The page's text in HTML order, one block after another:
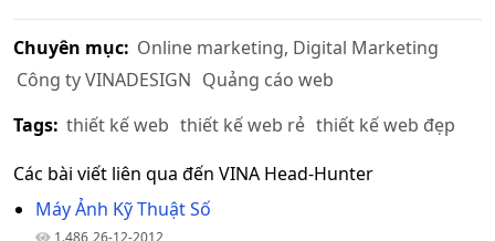
Chuyên mục: Online marketing, Digital Marketing
Công ty VINADESIGN Quảng cáo web
Tags: thiết kế web thiết kế web rẻ thiết kế web đẹp
Các bài viết liên qua đến VINA Head-Hunter
Máy Ảnh Kỹ Thuật Số